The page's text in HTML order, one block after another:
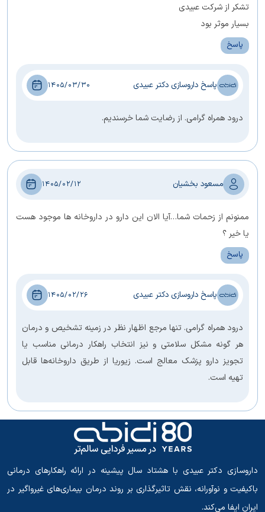
تشکر از شرکت عبیدی
بسیار موثر بود
پاسخ
پاسخ داروسازی دکتر عبیدی 1405/03/30
درود همراه گرامی. از رضایت شما خرسندیم.
مسعود بخشیان 1405/02/12
ممنونم از زحمات شما…آیا الان این دارو در داروخانه ها موجود هست
یا خیر ؟
پاسخ
پاسخ داروسازی دکتر عبیدی 1405/02/26
درود همراه گرامی. تنها مرجع اظهار نظر در زمینه تشخیص و درمان
هر گونه مشکل سلامتی و نیز انتخاب راهکار درمانی مناسب یا
تجویز دارو پزشک معالج است. زیوریا از طریق داروخانه‌ها قابل
تهیه است.
داروسازی دکتر عبیدی با هشتاد سال پیشینه در ارائه راهکارهای درمانی
باکیفیت و نوآورانه، نقش تاثیرگذاری بر روند درمان بیماری‌های غیرواگیر در
ایران ایفا می‌کند.